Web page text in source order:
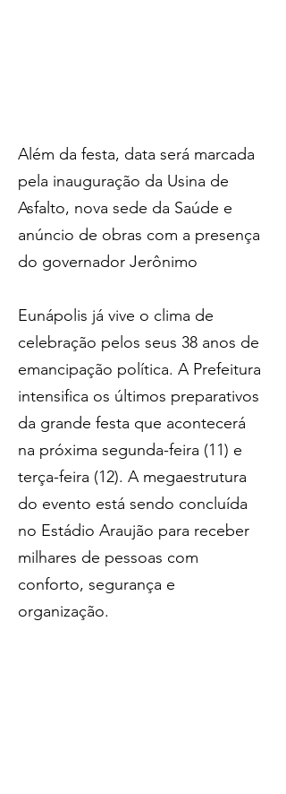
Além da festa, data será marcada
pela inauguração da Usina de
Asfalto, nova sede da Saúde e
anúncio de obras com a presença
do governador Jerônimo
Eunápolis já vive o clima de
celebração pelos seus 38 anos de
emancipação política. A Prefeitura
intensifica os últimos preparativos
da grande festa que acontecerá
na próxima segunda-feira (11) e
terça-feira (12). A megaestrutura
do evento está sendo concluída
no Estádio Araujão para receber
milhares de pessoas com
conforto, segurança e
organização.